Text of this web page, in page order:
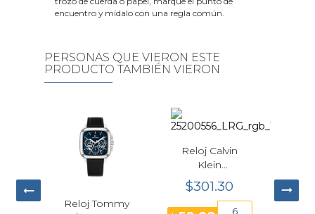
encuentro y mídalo con una regla común.
PERSONAS QUE VIERON ESTE
PRODUCTO TAMBIÉN VIERON
Azul
Reloj Tommy
Reloj Casio G-